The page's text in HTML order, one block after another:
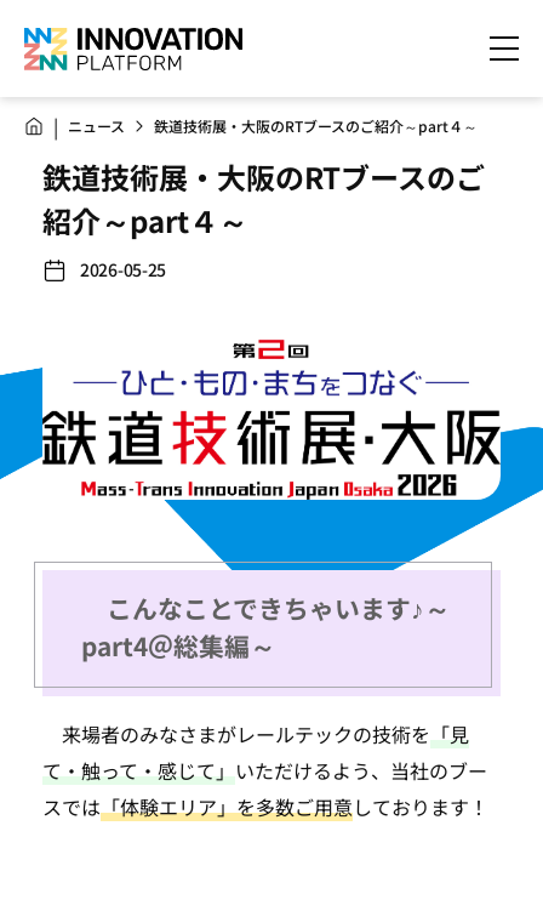
ニュース 鉄道技術展・大阪のRTブースのご紹介～part４～
鉄道技術展・大阪のRTブースのご
紹介～part４～
2026-05-25
こんなことできちゃいます♪～
part4＠総集編～
来場者のみなさまがレールテックの技術を「見
て・触って・感じて」いただけるよう、当社のブー
スでは「体験エリア」を多数ご用意しております！